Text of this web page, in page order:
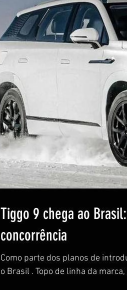
Tiggo 9 chega ao
concorrência
Como parte dos planos de
o Brasil . Topo de linha da marca,